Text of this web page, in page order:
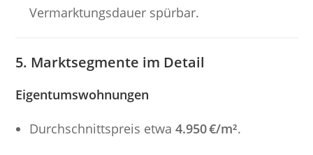
Vermarktungsdauer spürbar.
5. Marktsegmente im Detail
Eigentumswohnungen
Durchschnittspreis etwa4.950 €/m².